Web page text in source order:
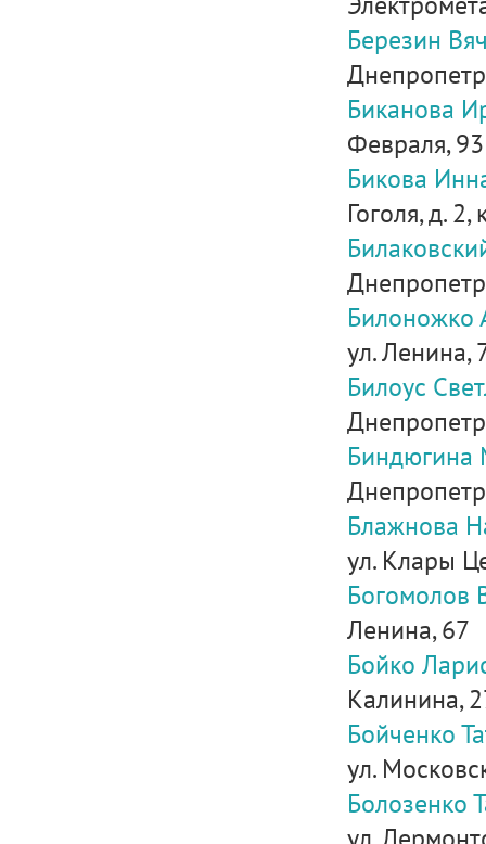
Березин
Биканова
Февраля, 93
Бикова
Гоголя, д. 2,
Билоножко
ул. Ленина,
Билоус
Биндюгина
Блажнова
ул. Клары
Богомолов
Ленина, 67
Бойко
Калинина,
Бойченко
ул.
Болозенко